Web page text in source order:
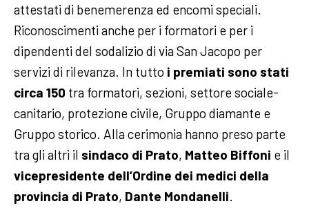
attestati di benemerenza ed encomi speciali.
Riconoscimenti anche per i formatori e per i
dipendenti del sodalizio di via San Jacopo per
servizi di rilevanza. In tutto i premiati sono stati
circa 150 tra formatori, sezioni, settore sociale-
canitario, protezione civile, Gruppo diamante e
Gruppo storico. Alla cerimonia hanno preso parte
tra gli altri il sindaco di Prato, Matteo Biffoni e il
vicepresidente dell’Ordine dei medici della
provincia di Prato, Dante Mondanelli.